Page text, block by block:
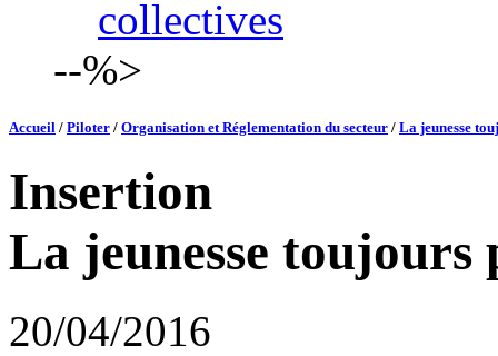
collectives
--%>
Accueil / Piloter / Organisation et Réglementation du secteur / La jeunesse
Insertion
La jeunesse
20/04/2016